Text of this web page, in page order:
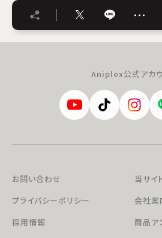
…
Aniplex公式アカ
お問い合わせ
当サイ
プライバシーポリシー
会社案
採用情報
商品ア